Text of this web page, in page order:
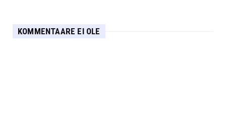
KOMMENTAARE EI OLE